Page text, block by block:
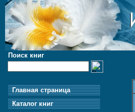
Поиск книг
Главная страница
Каталог книг